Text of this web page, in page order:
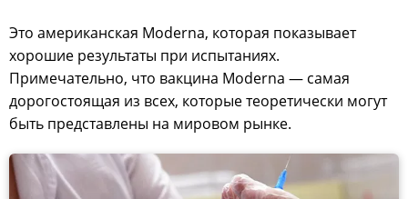
Это американская Moderna, которая показывает
хорошие результаты при испытаниях.
Примечательно, что вакцина Moderna — самая
дорогостоящая из всех, которые теоретически могут
быть представлены на мировом рынке.